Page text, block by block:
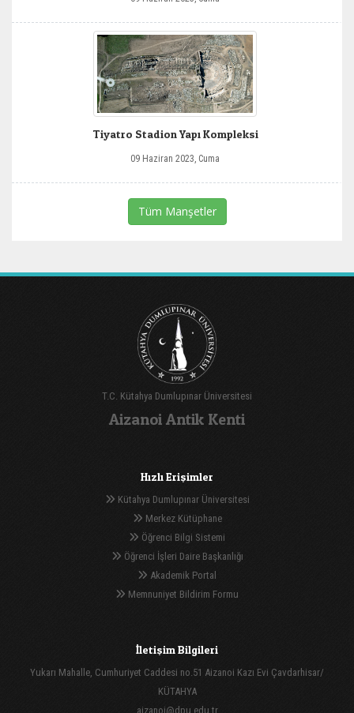
Tiyatro Stadion Yapı Kompleksi
09 Haziran 2023, Cuma
Tüm Manşetler
T.C. Kütahya Dumlupınar Üniversitesi
Aizanoi Antik Kenti
Hızlı Erişimler
Kütahya Dumlupınar Üniversitesi
Merkez Kütüphane
Öğrenci Bilgi Sistemi
Öğrenci İşleri Daire Başkanlığı
Akademik Portal
Memnuniyet Bildirim Formu
İletişim Bilgileri
Yukarı Mahalle, Cumhuriyet Caddesi no.51 Aizanoi Kazı Evi Çavdarhisar/
KÜTAHYA
aizanoi@dpu.edu.tr